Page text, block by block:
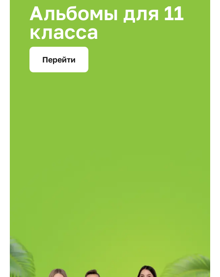
Альбомы для 11
класса
Перейти